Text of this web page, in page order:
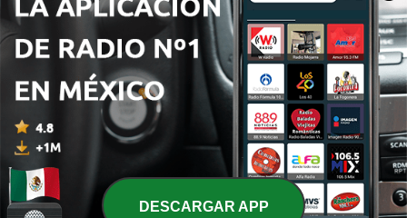
5660 - Coloreando tus Ideas - 27 de Julio de 2026.
Serpientes & Escaletras - 27 de Julio de 2026.
28 jul. 2026
5658 - Niñas & Niños ¡Al Aire! - 27 de Julio de 2026.
28 jul. 2026
5657 Charla Entre Amigos - 23 de Julio de 2026.
23 jul. 2026 DESCARGAR APP